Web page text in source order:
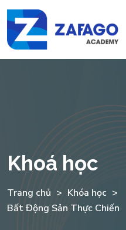
Khoá học
Trang chủ > Khóa học >
Bất Động Sản Thực Chiến